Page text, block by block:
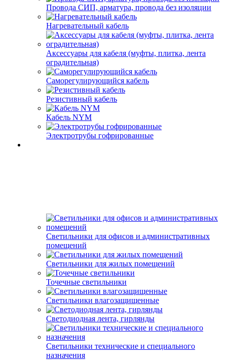
Провода СИП, арматура, провода без изоляции
Нагревательный кабель
Аксессуары для кабеля (муфты, плитка, лента
оградительная)
Саморегулирующийся кабель
Резистивный кабель
Кабель NYM
Электротрубы гофрированные
Светильники для офисов и административных
помещений
Светильники для жилых помещений
Точечные светильники
Светильники влагозащищенные
Светодиодная лента, гирлянды
Светильники технические и специального
назначения